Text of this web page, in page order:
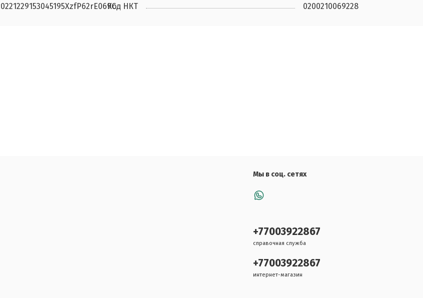
Код НКТ 0200210069228
Мы в соц. сетях
+77003922867
справочная служба
+77003922867
интернет-магазин